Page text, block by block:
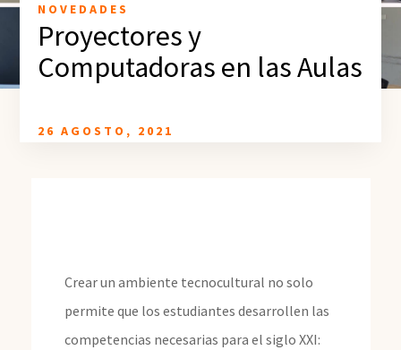
NOVEDADES
Proyectores y
Computadoras en las Aulas
26 AGOSTO, 2021
Crear un ambiente tecnocultural no solo
permite que los estudiantes desarrollen las
competencias necesarias para el siglo XXI: